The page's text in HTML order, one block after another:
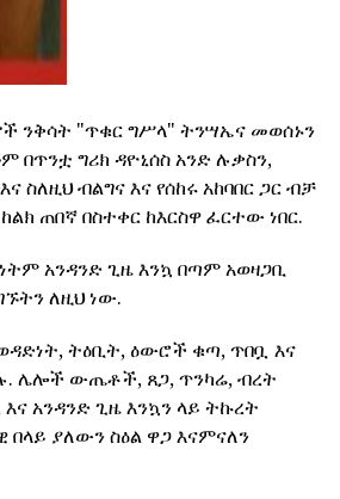
ንቅሳት "ጥቁር ግሥላ" ትንሣኤና መወሰኑን
በጥንቷ ግሪክ ዳዮኒሰስ አንድ ሉቃስን,
ስለዚህ ብልግና እና የሰከሩ አከባበር ጋር ብቻ
ጠበኛ በስተቀር ከእርስዋ ፈርተው ነበር.
አንዳንድ ጊዜ እንኳ በጣም አወዛጋቢ
ለዚህ ነው.
ትዕቢት, ዕውሮች ቁጣ, ጥበቧ እና
ሌሎች ውጤቶች, ጸጋ, ጥንካሬ, ብረት
አንዳንድ ጊዜ እንኳን ላይ ትኩረት
ያለውን ስዕል ዋጋ እናምናለን